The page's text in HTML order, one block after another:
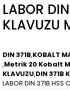
LABOR
KLAVUZU
DIN 371B,KOBALT
,Metrik 20 Kobalt
KLAVUZU,DIN
LABOR DIN 371B HSS